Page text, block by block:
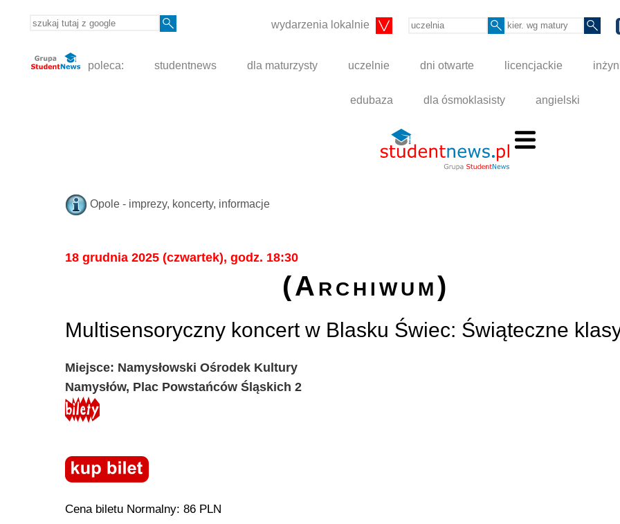
wydarzenia lokalnie
poleca: studentnews dla maturzysty uczelnie dni otwarte licencjackie
edubaza dla ósmoklasisty angielski
Opole - imprezy, koncerty, informacje
18 grudnia 2025 (czwartek), godz. 18:30
(Archiwum)
Multisensoryczny koncert w Blasku Świec: Świąteczne
Miejsce: Namysłowski Ośrodek Kultury
Namysłów, Plac Powstańców Śląskich 2
Cena biletu Normalny: 86 PLN